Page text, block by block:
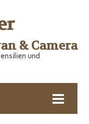
& Camera
und